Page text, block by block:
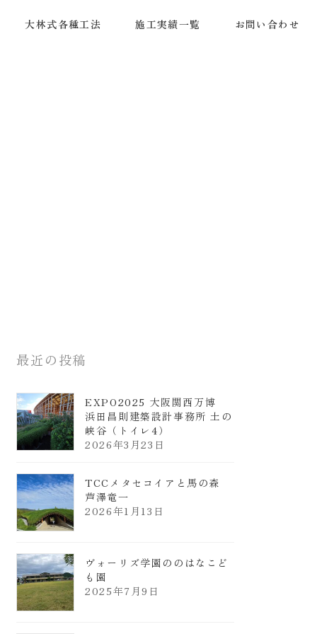
大林式各種工法 施工実績一覧 お問い合わせ
最近の投稿
EXPO2025 大阪関西万博
浜田昌則建築設計事務所 土の
峡谷（トイレ4）
2026年3月23日
TCCメタセコイアと馬の森
芦澤竜一
2026年1月13日
ヴォーリズ学園ののはなこど
も園
2025年7月9日